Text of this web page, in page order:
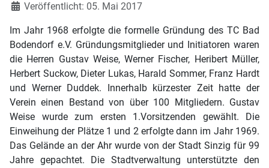
Veröffentlicht: 05. Mai 2017
Im Jahr 1968 erfolgte die formelle Gründung des TC Bad
Bodendorf e.V. Gründungsmitglieder und Initiatoren waren
die Herren Gustav Weise, Werner Fischer, Heribert Müller,
Herbert Suckow, Dieter Lukas, Harald Sommer, Franz Hardt
und Werner Duddek. Innerhalb kürzester Zeit hatte der
Verein einen Bestand von über 100 Mitgliedern. Gustav
Weise wurde zum ersten 1.Vorsitzenden gewählt. Die
Einweihung der Plätze 1 und 2 erfolgte dann im Jahr 1969.
Das Gelände an der Ahr wurde von der Stadt Sinzig für 99
Jahre gepachtet. Die Stadtverwaltung unterstützte den